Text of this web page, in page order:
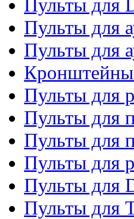
Пульты для
Пульты для
Пульты для
Кронштейны
Пульты для
Пульты для
Пульты для
Пульты для
Пульты для
Пульты для